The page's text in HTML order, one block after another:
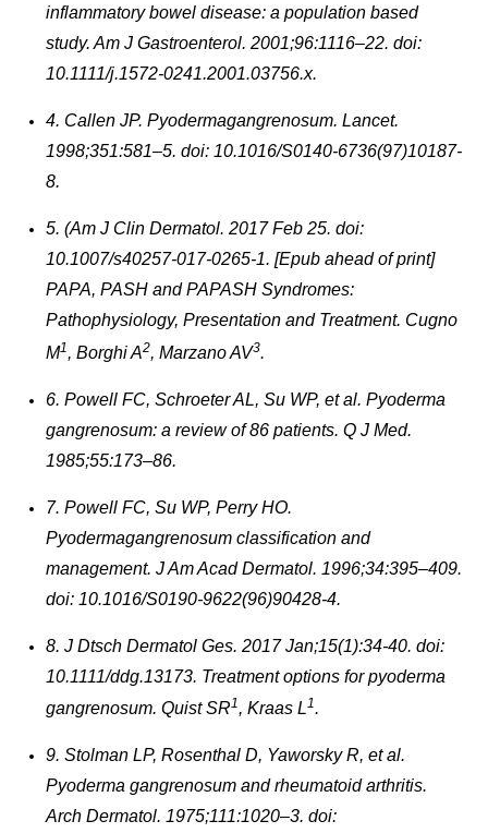
inflammatory bowel disease: a population based
study. Am J Gastroenterol. 2001;96:1116–22. doi:
10.1111/j.1572-0241.2001.03756.x.
4. Callen JP. Pyodermagangrenosum. Lancet.
1998;351:581–5. doi: 10.1016/S0140-6736(97)10187-
8.
5. (Am J Clin Dermatol. 2017 Feb 25. doi:
10.1007/s40257-017-0265-1. [Epub ahead of print]
PAPA, PASH and PAPASH Syndromes:
Pathophysiology, Presentation and Treatment. Cugno
M1 , Borghi A2, Marzano AV3.
6. Powell FC, Schroeter AL, Su WP, et al. Pyoderma
gangrenosum: a review of 86 patients. Q J Med.
1985;55:173–86.
7. Powell FC, Su WP, Perry HO.
Pyodermagangrenosum classification and
management. J Am Acad Dermatol. 1996;34:395–409.
doi: 10.1016/S0190-9622(96)90428-4.
8. J Dtsch Dermatol Ges. 2017 Jan;15(1):34-40. doi:
10.1111/ddg.13173. Treatment options for pyoderma
gangrenosum. Quist SR1 , Kraas L1.
9. Stolman LP, Rosenthal D, Yaworsky R, et al.
Pyoderma gangrenosum and rheumatoid arthritis.
Arch Dermatol. 1975;111:1020–3. doi: